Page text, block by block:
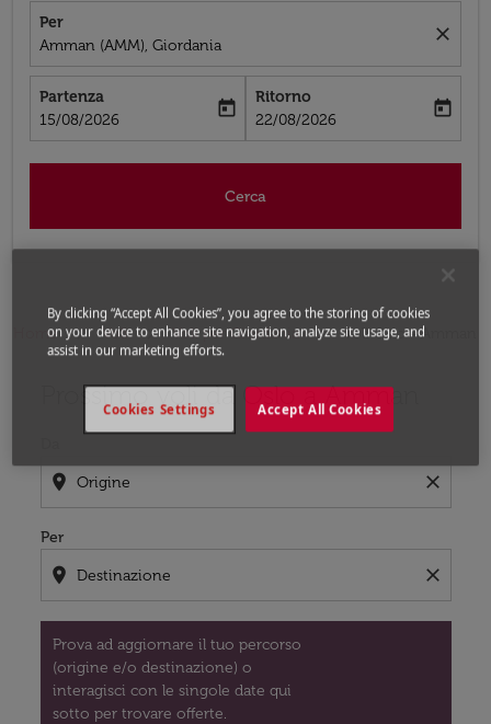
Per
Amman (AMM), Giordania
close
Partenza
fc-booking-departure-date-aria-label
15/08/2026
today
Ritorno
fc-booking-return-date-aria-label
22/08/2026
today
Cerca
Home Voli Voli per Giordania Voli Oslo - Amman
Prossimo voli da Oslo a Amman
location_on close
Per
location_on close
Prova ad aggiornare il tuo percorso
(origine e/o destinazione) o
interagisci con le singole date qui
sotto per trovare offerte.
Prova ad aggiornare il tuo percorso (origine e/o
By clicking “Accept All Cookies”, you agree to the storing of cookies
on your device to enhance site navigation, analyze site usage, and
assist in our marketing efforts.
Accept All Cookies
Cookies Settings